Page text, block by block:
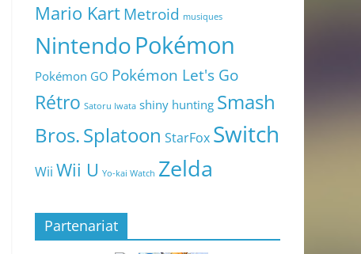
Mario KartMetroid musiques
NintendoPokémon
Pokémon GO Pokémon Let's Go
Rétro Satoru Iwata shiny hunting Smash
Bros.Splatoon StarFox Switch
Wii Wii U Yo-kai Watch Zelda
Partenariat